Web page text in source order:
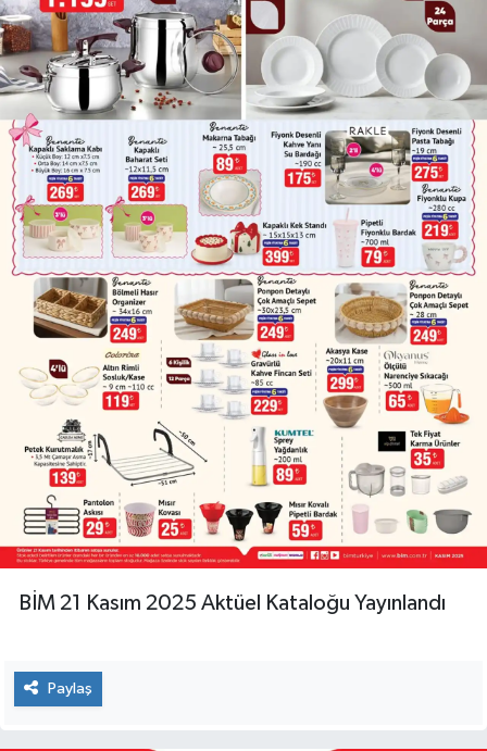
BİM 21 Kasım 2025 Aktüel Kataloğu Yayınlandı
Paylaş